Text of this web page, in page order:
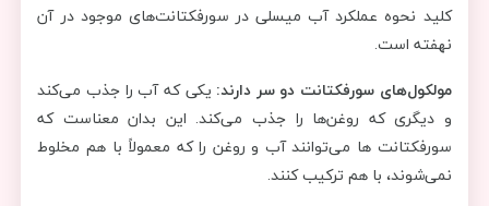
کلید نحوه عملکرد آب میسلی در سورفکتانت‌های موجود در آن
نهفته است.
مولکول‌های سورفکتانت دو سر دارند: یکی که آب را جذب می‌کند
و دیگری که روغن‌ها را جذب می‌کند. این بدان معناست که
سورفکتانت ها می‌توانند آب و روغن را که معمولاً با هم مخلوط
نمی‌شوند، با هم ترکیب کنند.